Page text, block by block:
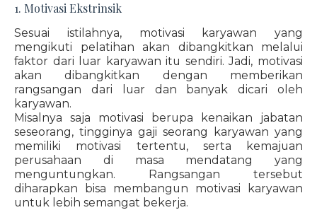
1. Motivasi Ekstrinsik
Sesuai istilahnya, motivasi karyawan yang
mengikuti pelatihan akan dibangkitkan melalui
faktor dari luar karyawan itu sendiri. Jadi, motivasi
akan dibangkitkan dengan memberikan
rangsangan dari luar dan banyak dicari oleh
karyawan.
Misalnya saja motivasi berupa kenaikan jabatan
seseorang, tingginya gaji seorang karyawan yang
memiliki motivasi tertentu, serta kemajuan
perusahaan di masa mendatang yang
menguntungkan. Rangsangan tersebut
diharapkan bisa membangun motivasi karyawan
untuk lebih semangat bekerja.